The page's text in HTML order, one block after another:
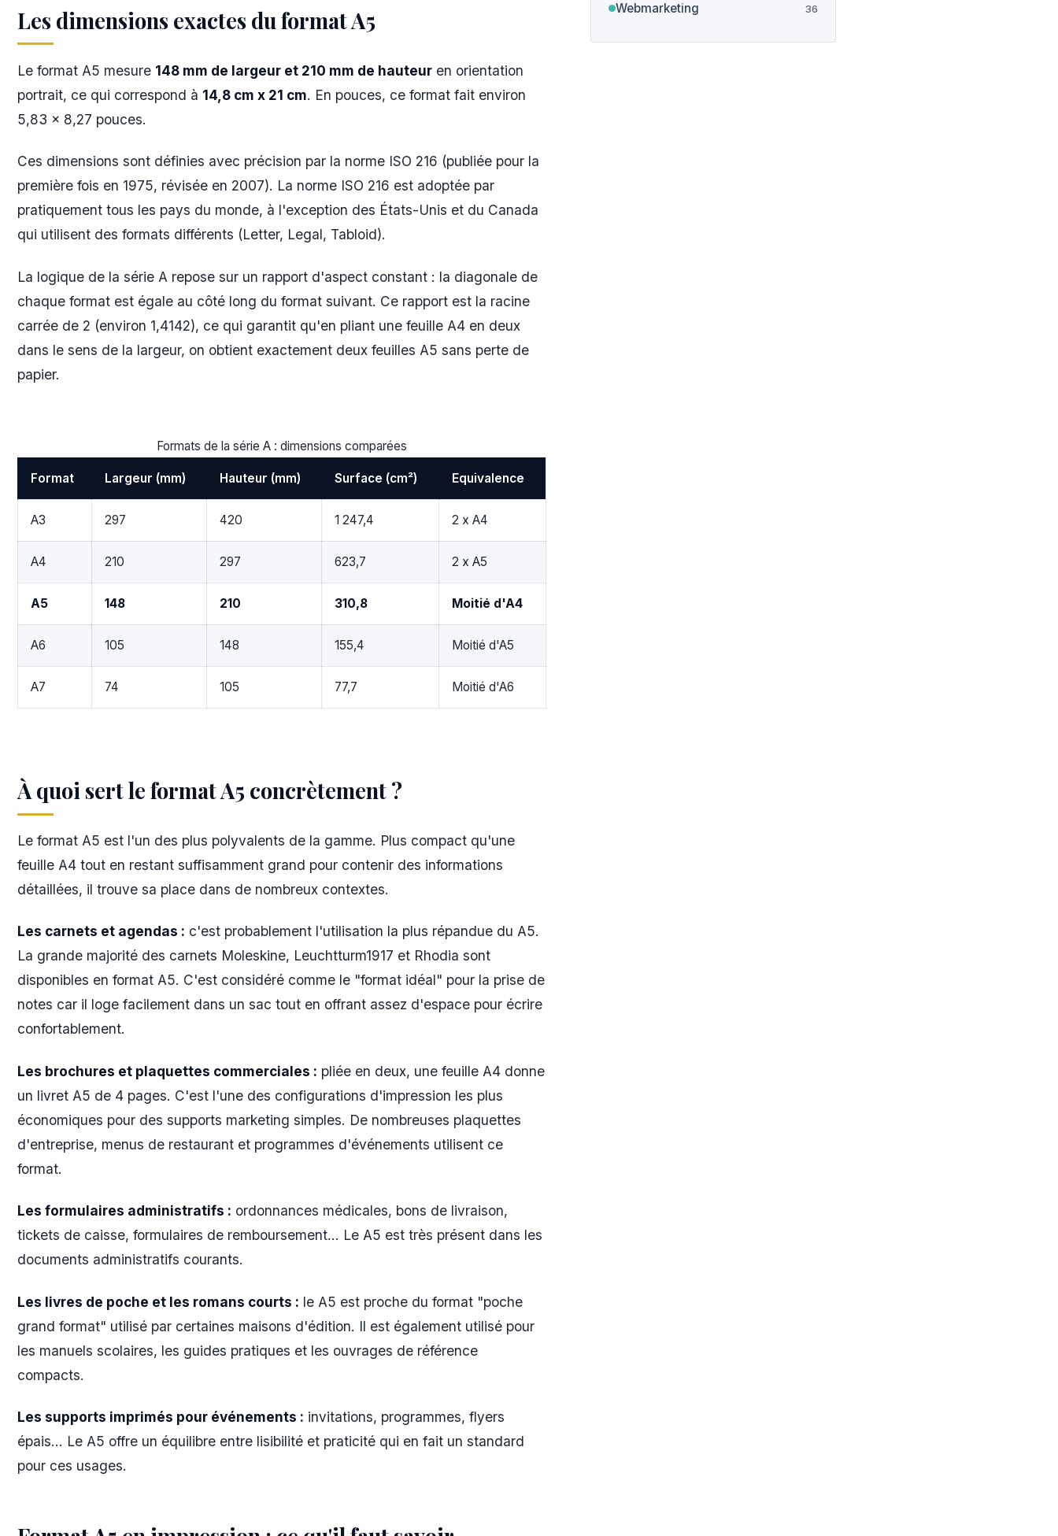
Les dimensions exactes du format A5
Le format A5 mesure 148 mm de largeur et 210 mm de hauteur en orientation
portrait, ce qui correspond à 14,8 cm x 21 cm. En pouces, ce format fait environ
5,83 x 8,27 pouces.
Ces dimensions sont définies avec précision par la norme ISO 216 (publiée pour la
première fois en 1975, révisée en 2007). La norme ISO 216 est adoptée par
pratiquement tous les pays du monde, à l'exception des États-Unis et du Canada
qui utilisent des formats différents (Letter, Legal, Tabloid).
La logique de la série A repose sur un rapport d'aspect constant : la diagonale de
chaque format est égale au côté long du format suivant. Ce rapport est la racine
carrée de 2 (environ 1,4142), ce qui garantit qu'en pliant une feuille A4 en deux
dans le sens de la largeur, on obtient exactement deux feuilles A5 sans perte de
papier.
Formats de la série A : dimensions comparées
Format Largeur (mm) Hauteur (mm) Surface (cm²) Equivalence
A3 297 420 1 247,4 2 x A4
A4 210 297 623,7 2 x A5
A5 148 210 310,8 Moitié d'A4
A6 105 148 155,4 Moitié d'A5
A7 74 105 77,7 Moitié d'A6
À quoi sert le format A5 concrètement ?
Le format A5 est l'un des plus polyvalents de la gamme. Plus compact qu'une
feuille A4 tout en restant suffisamment grand pour contenir des informations
détaillées, il trouve sa place dans de nombreux contextes.
Les carnets et agendas : c'est probablement l'utilisation la plus répandue du A5.
La grande majorité des carnets Moleskine, Leuchtturm1917 et Rhodia sont
disponibles en format A5. C'est considéré comme le "format idéal" pour la prise de
notes car il loge facilement dans un sac tout en offrant assez d'espace pour écrire
confortablement.
Les brochures et plaquettes commerciales : pliée en deux, une feuille A4 donne
un livret A5 de 4 pages. C'est l'une des configurations d'impression les plus
économiques pour des supports marketing simples. De nombreuses plaquettes
d'entreprise, menus de restaurant et programmes d'événements utilisent ce
format.
Les formulaires administratifs : ordonnances médicales, bons de livraison,
tickets de caisse, formulaires de remboursement... Le A5 est très présent dans les
documents administratifs courants.
Les livres de poche et les romans courts : le A5 est proche du format "poche
grand format" utilisé par certaines maisons d'édition. Il est également utilisé pour
les manuels scolaires, les guides pratiques et les ouvrages de référence
compacts.
Les supports imprimés pour événements : invitations, programmes, flyers
épais... Le A5 offre un équilibre entre lisibilité et praticité qui en fait un standard
pour ces usages.
Webmarketing 36